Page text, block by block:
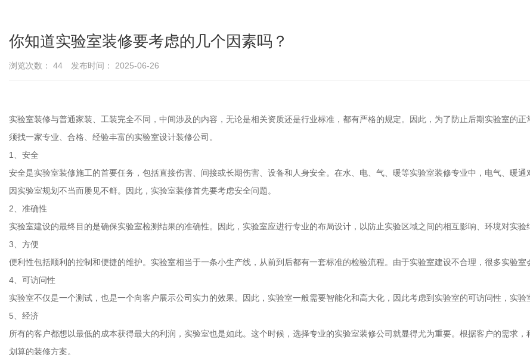
你知道实验室装修要考虑的几个因素吗？
浏览次数： 44 发布时间： 2025-06-26
实验室装修与普通家装、工装完全不同，中间涉及的内容，无论是相关资质还是行业标准，都有严格的规定。因此，为了防止后期实验室的
须找一家专业、合格、经验丰富的实验室设计装修公司。
1、安全
安全是实验室装修施工的首要任务，包括直接伤害、间接或长期伤害、设备和人身安全。在水、电、气、暖等实验室装修专业中，电气、暖
因实验室规划不当而屡见不鲜。因此，实验室装修首先要考虑安全问题。
2、准确性
实验室建设的最终目的是确保实验室检测结果的准确性。因此，实验室应进行专业的布局设计，以防止实验区域之间的相互影响、环境对实验
3、方便
便利性包括顺利的控制和便捷的维护。实验室相当于一条小生产线，从前到后都有一套标准的检验流程。由于实验室建设不合理，很多实验室
4、可访问性
实验室不仅是一个测试，也是一个向客户展示公司实力的效果。因此，实验室一般需要智能化和高大化，因此考虑到实验室的可访问性，实验
5、经济
所有的客户都想以最低的成本获得最大的利润，实验室也是如此。这个时候，选择专业的实验室装修公司就显得尤为重要。根据客户的需求
划算的装修方案。